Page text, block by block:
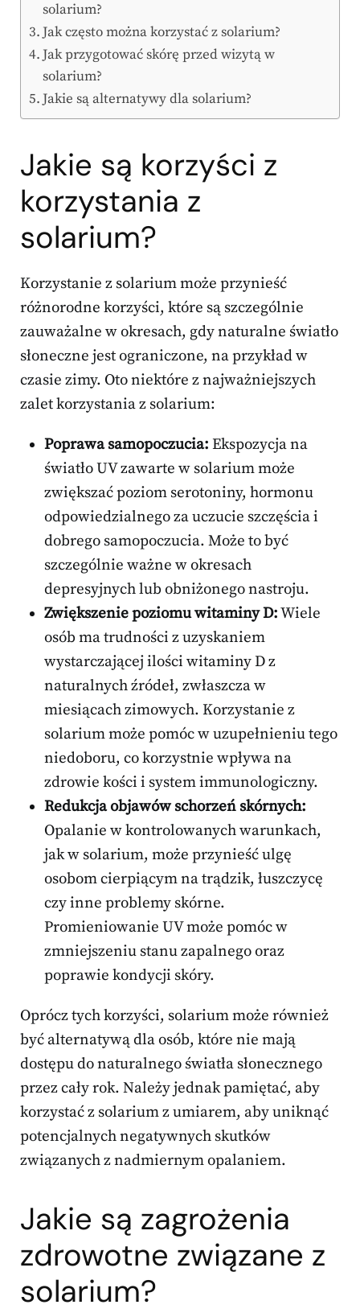
solarium?
Jak często można korzystać z solarium?
Jak przygotować skórę przed wizytą w
solarium?
Jakie są alternatywy dla solarium?
Jakie są korzyści z
korzystania z
solarium?
Korzystanie z solarium może przynieść
różnorodne korzyści, które są szczególnie
zauważalne w okresach, gdy naturalne światło
słoneczne jest ograniczone, na przykład w
czasie zimy. Oto niektóre z najważniejszych
zalet korzystania z solarium:
Poprawa samopoczucia: Ekspozycja na
światło UV zawarte w solarium może
zwiększać poziom serotoniny, hormonu
odpowiedzialnego za uczucie szczęścia i
dobrego samopoczucia. Może to być
szczególnie ważne w okresach
depresyjnych lub obniżonego nastroju.
Zwiększenie poziomu witaminy D:Wiele
osób ma trudności z uzyskaniem
wystarczającej ilości witaminy D z
naturalnych źródeł, zwłaszcza w
miesiącach zimowych. Korzystanie z
solarium może pomóc w uzupełnieniu tego
niedoboru, co korzystnie wpływa na
zdrowie kości i system immunologiczny.
Redukcja objawów schorzeń skórnych:
Opalanie w kontrolowanych warunkach,
jak w solarium, może przynieść ulgę
osobom cierpiącym na trądzik, łuszczycę
czy inne problemy skórne.
Promieniowanie UV może pomóc w
zmniejszeniu stanu zapalnego oraz
poprawie kondycji skóry.
Oprócz tych korzyści, solarium może również
być alternatywą dla osób, które nie mają
dostępu do naturalnego światła słonecznego
przez cały rok. Należy jednak pamiętać, aby
korzystać z solarium z umiarem, aby uniknąć
potencjalnych negatywnych skutków
związanych z nadmiernym opalaniem.
Jakie są zagrożenia
zdrowotne związane z
solarium?